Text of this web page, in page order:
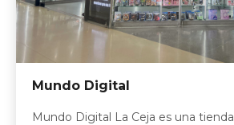
Mundo Digital
Mundo Digital La Ceja es una